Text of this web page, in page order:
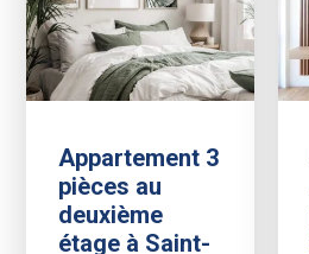
Appartement 3
pièces au
deuxième
étage à Saint-